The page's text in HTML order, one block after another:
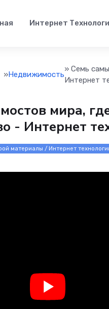
Интернет
»Недвижимость
» Семь
Интернет
мира,
- Интернет
материалы / Интернет